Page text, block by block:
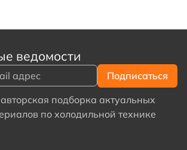
ведомости
подборка актуальных
по холодильной технике